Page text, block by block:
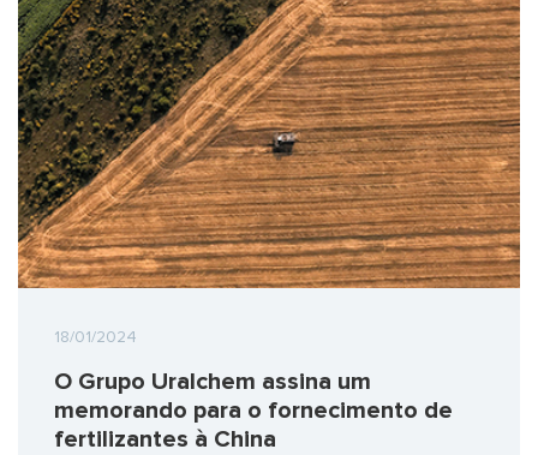
18/01/2024
O Grupo Uralchem assina um
memorando para o fornecimento de
fertilizantes à China